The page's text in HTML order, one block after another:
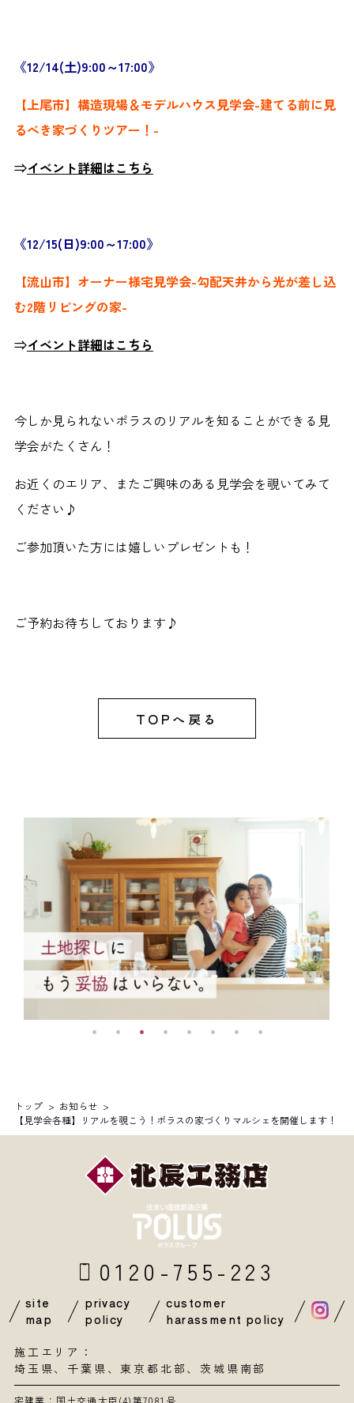
《12/14(土)9:00～17:00》
【上尾市】構造現場＆モデルハウス見学会-建てる前に見
るべき家づくりツアー！-
⇒イベント詳細はこちら
《12/15(日)9:00～17:00》
【流山市】オーナー様宅見学会-勾配天井から光が差し込
む2階リビングの家-
⇒イベント詳細はこちら
今しか見られないポラスのリアルを知ることができる見
学会がたくさん！
お近くのエリア、またご興味のある見学会を覗いてみて
ください♪
ご参加頂いた方には嬉しいプレゼントも！
ご予約お待ちしております♪
TOPへ戻る
トップ
お知らせ
【見学会各種】リアルを覗こう！ポラスの家づくりマルシェを開催します！
0120-755-223
site
map
privacy
policy
customer
harassment policy
施工エリア：
埼玉県、 千葉県 、東京都北部、茨城県南部
宅建業：国土交通大臣(4)第7081号